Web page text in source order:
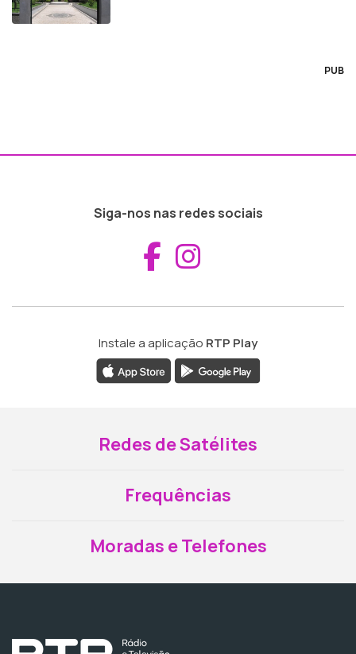
PUB
Siga-nos nas redes sociais
Aceder ao
Instale a aplicação RTP Play
Redes de Satélites
Frequências
Moradas e Telefones